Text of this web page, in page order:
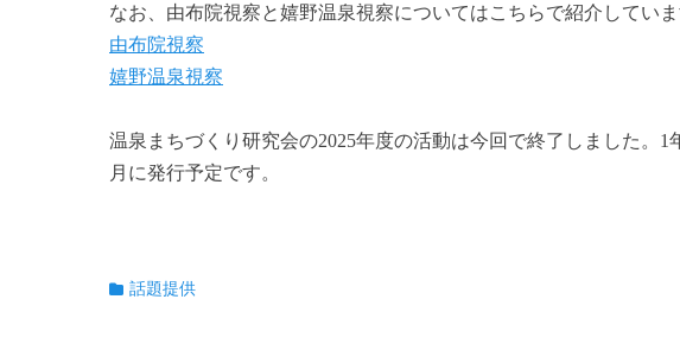
なお、由布院視察と嬉野温泉視察についてはこちらで紹介していま
由布院視察
嬉野温泉視察
温泉まちづくり研究会の2025年度の活動は今回で終了しました。
月に発行予定です。
ce
bo
カ 話題提供